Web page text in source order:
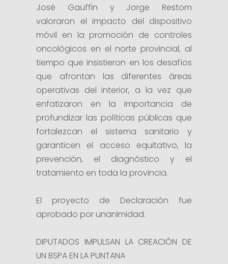
José Gauffin y Jorge Restom
valoraron el impacto del dispositivo
móvil en la promoción de controles
oncológicos en el norte provincial, al
tiempo que insistieron en los desafíos
que afrontan las diferentes áreas
operativas del interior, a la vez que
enfatizaron en la importancia de
profundizar las políticas públicas que
fortalezcan el sistema sanitario y
garanticen el acceso equitativo, la
prevención, el diagnóstico y el
tratamiento en toda la provincia.
El proyecto de Declaración fue
aprobado por unanimidad.
DIPUTADOS IMPULSAN LA CREACIÓN DE
UN BSPA EN LA PUNTANA